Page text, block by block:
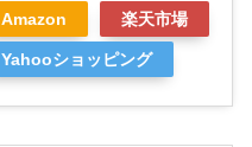
Amazon 楽天市場
Yahooショッピング